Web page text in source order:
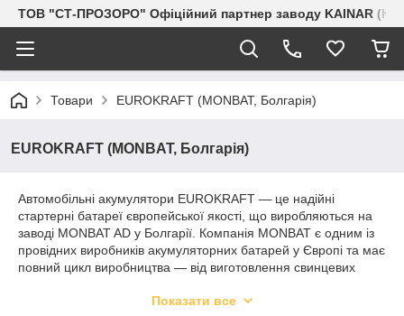
ТОВ "СТ-ПРОЗОРО" Офіційний партнер заводу KAINAR
Товари EUROKRAFT (MONBAT, Болгарія)
EUROKRAFT (MONBAT, Болгарія)
Автомобільні акумулятори EUROKRAFT — це надійні
стартерні батареї європейської якості, що виробляються на
заводі MONBAT AD у Болгарії. Компанія MONBAT є одним із
провідних виробників акумуляторних батарей у Європі та має
повний цикл виробництва — від виготовлення свинцевих
EUROKRAFT відповідають сучасним європейським
Показати все